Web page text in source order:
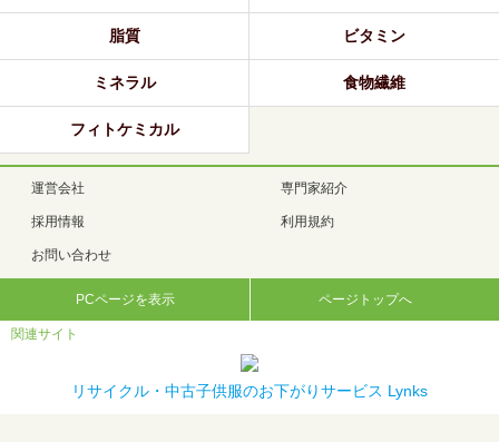
脂質 ビタミン
ミネラル 食物繊維
フィトケミカル
運営会社 専門家紹介
採用情報 利用規約
お問い合わせ
PCページを表示 ページトップへ
関連サイト
リサイクル・中古子供服のお下がりサービス Lynks